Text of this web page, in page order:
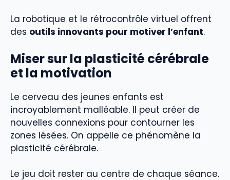
La robotique et le rétrocontrôle virtuel offrent
des outils innovants pour motiver l’enfant.
Miser sur la plasticité cérébrale
et la motivation
Le cerveau des jeunes enfants est
incroyablement malléable. Il peut créer de
nouvelles connexions pour contourner les
zones lésées. On appelle ce phénomène la
plasticité cérébrale.
Le jeu doit rester au centre de chaque séance.